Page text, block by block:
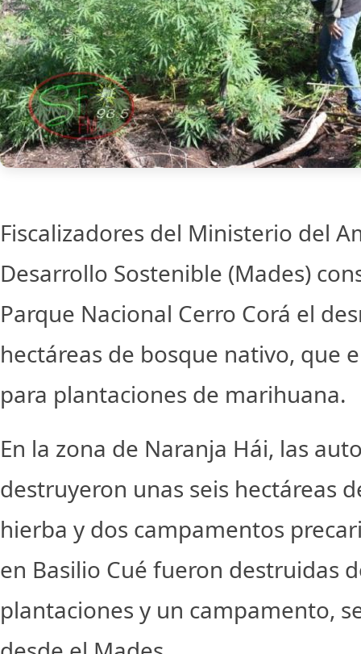
Fiscalizadores del Ministerio del
Desarrollo Sostenible (Mades)
Parque Nacional Cerro Corá el
hectáreas de bosque nativo, que
para plantaciones de marihuana.
En la zona de Naranja Hái, las
destruyeron unas seis hectáreas
hierba y dos campamentos
en Basilio Cué fueron destruidas
plantaciones y un campamento,